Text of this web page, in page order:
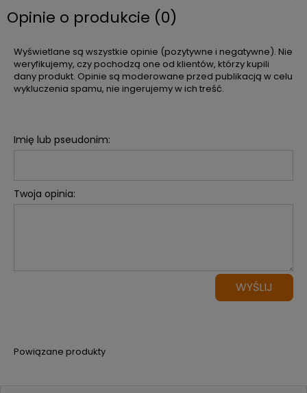
Opinie o produkcie (0)
Wyświetlane są wszystkie opinie (pozytywne i negatywne). Nie
weryfikujemy, czy pochodzą one od klientów, którzy kupili
dany produkt. Opinie są moderowane przed publikacją w celu
wykluczenia spamu, nie ingerujemy w ich treść.
Imię lub pseudonim:
Twoja opinia:
WYŚLIJ
Powiązane produkty